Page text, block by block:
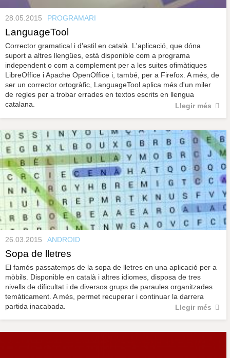
28.05.2015 PROGRAMARI
LanguageTool
Corrector gramatical i d'estil en català. L'aplicació, que dóna
suport a altres llengües, està disponible com a programa
independent o com a complement per a les suites ofimàtiques
LibreOffice i Apache OpenOffice i, també, per a Firefox. A més, de
ser un corrector ortogràfic, LanguageTool aplica més d'un miler
de regles per a trobar errades en textos escrits en llengua
catalana.
Llegir més
26.03.2015 ANDROID
Sopa de lletres
El famós passatemps de la sopa de lletres en una aplicació per a
mòbils. Disponible en català i altres idiomes, disposa de tres
nivells de dificultat i de diversos grups de paraules organitzades
temàticament. A més, permet recuperar i continuar la darrera
partida inacabada.
Llegir més